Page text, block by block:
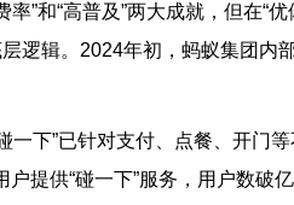
”和“高普及”两大成就，但在“优
逻辑。2024年初，蚂蚁集团内
一下”已针对支付、点餐、开门等
提供“碰一下”服务，用户数破